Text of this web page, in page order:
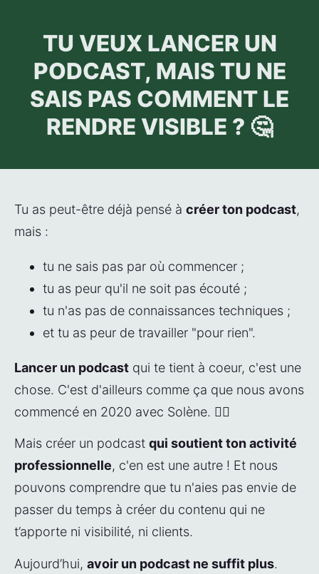
TU VEUX LANCER UN
PODCAST, MAIS TU NE
SAIS PAS COMMENT LE
RENDRE VISIBLE ? 🤔
Tu as peut-être déjà pensé à créer ton podcast,
mais :
tu ne sais pas par où commencer ;
tu as peur qu'il ne soit pas écouté ;
tu n'as pas de connaissances techniques ;
et tu as peur de travailler "pour rien".
Lancer un podcast qui te tient à coeur, c'est une
chose. C'est d'ailleurs comme ça que nous avons
commencé en 2020 avec Solène. 👯‍♀️
Mais créer un podcast qui soutient ton activité
professionnelle, c'en est une autre ! Et nous
pouvons comprendre que tu n'aies pas envie de
passer du temps à créer du contenu qui ne
t’apporte ni visibilité, ni clients.
Aujourd’hui, avoir un podcast ne suffit plus.